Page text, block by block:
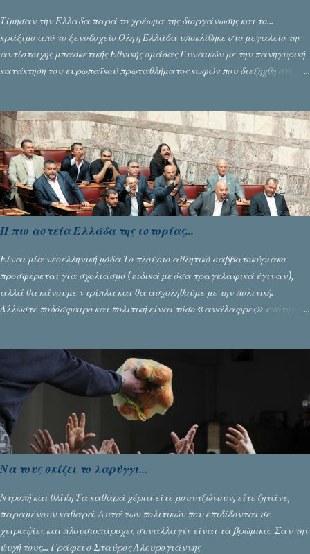
Τίμησαν την Ελλάδα παρά το χρέωμα της διοργάνωσης και το...
κράξιμο από το ξενοδοχείο Όλη η Ελλάδα υποκλίθηκε στο μεγαλείο της
αντίστοιχης μπασκετικής Εθνικής ομάδας Γυναικών με την πανηγυρική
κατάκτηση του ευρωπαϊκού πρωταθλήματος κωφών που διεξήχθη στη
τους που ολοκληρώθηκε με τη νίκη τους στον τελικό επί της Λιθουανίας,
υπάρχουν και τα δυσάρεστα. Τα πολύ δυσάρεστα...
Η πιο αστεία Ελλάδα της ιστορίας...
Είναι μία νεοελληνική μόδα Το πλούσιο αθλητικό σαββατοκύριακο
προσφέρεται για σχολιασμό (ειδικά με όσα τραγελαφικά έγιναν),
αλλά θα κάνουμε ντρίπλα και θα ασχοληθούμε με την πολιτική.
Άλλωστε ποδόσφαιρο και πολιτική είναι τόσο «ανάλαφρες» ενότητες
Να τους σκίζει το λαρύγγι...
Ντροπή και θλίψη Τα καθαρά χέρια είτε μουντζώνουν, είτε ζητάνε,
παραμένουν καθαρά. Αυτά των πολιτικών που επιδίδονται σε
χειραψίες και πλουσιοπάροχες συναλλαγές είναι τα βρώμικα. Σαν την
ψυχή τους... Γράφει ο Σταύρος Αλευρογιάννης